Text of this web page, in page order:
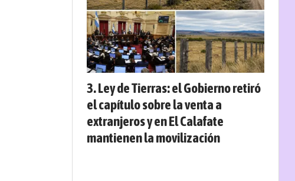
Ley de Tierras: el Gobierno retiró
el capítulo sobre la venta a
extranjeros y en El Calafate
mantienen la movilización